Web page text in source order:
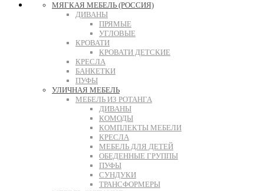
МЯГКАЯ МЕБЕЛЬ (РОССИЯ)
ДИВАНЫ
ПРЯМЫЕ
УГЛОВЫЕ
КРОВАТИ
КРОВАТИ ДЕТСКИЕ
КРЕСЛА
БАНКЕТКИ
ПУФЫ
УЛИЧНАЯ МЕБЕЛЬ
МЕБЕЛЬ ИЗ РОТАНГА
ДИВАНЫ
КОМОДЫ
КОМПЛЕКТЫ МЕБЕЛИ
КРЕСЛА
МЕБЕЛЬ ДЛЯ ДЕТЕЙ
ОБЕДЕННЫЕ ГРУППЫ
ПУФЫ
СУНДУКИ
ТРАНСФОРМЕРЫ